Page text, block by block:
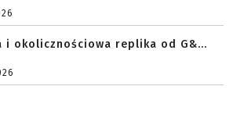
i okolicznościowa replika od G&...